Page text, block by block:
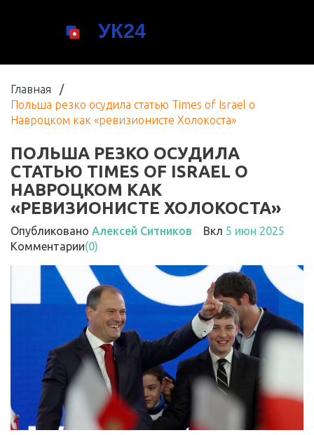
Главная /
Польша резко осудила статью Times of Israel о
Навроцком как «ревизионисте Холокоста»
ПОЛЬША РЕЗКО ОСУДИЛА
СТАТЬЮ TIMES OF ISRAEL О
НАВРОЦКОМ КАК
«РЕВИЗИОНИСТЕ ХОЛОКОСТА»
Опубликовано Алексей Ситников Вкл 5 июн 2025
Комментарии(0)